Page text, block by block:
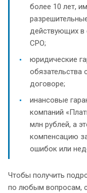
более 10 лет,
действующих в
СРО;
юридические
обязательства
договоре;
инансовые
компаний
млн рублей, а
компенсацию
ошибок или
Чтобы получить
по любым вопросам,